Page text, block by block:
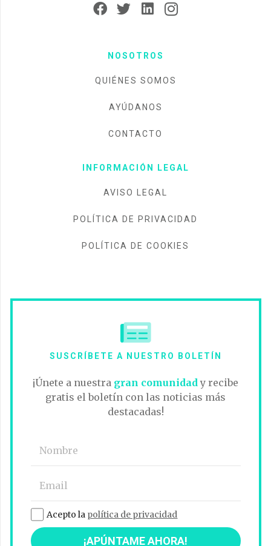
NOSOTROS
QUIÉNES SOMOS
AYÚDANOS
CONTACTO
INFORMACIÓN LEGAL
AVISO LEGAL
POLÍTICA DE PRIVACIDAD
POLÍTICA DE COOKIES
SUSCRÍBETE A NUESTRO BOLETÍN
¡Únete a nuestra gran comunidad y recibe
gratis el boletín con las noticias más
destacadas!
Acepto la política de privacidad